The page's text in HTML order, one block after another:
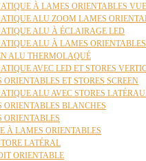
À LAMES ORIENTABLES
ALU ZOOM LAMES
ALU À ÉCLAIRAGE LED
ALU À LAMES
ALU THERMOLAQUÉ
AVEC LED ET STORES
ET STORES SCREEN
ALU AVEC STORES
ORIENTABLES BLANCHES
ORIENTABLES
À LAMES ORIENTABLES
LATÉRAL
ORIENTABLE